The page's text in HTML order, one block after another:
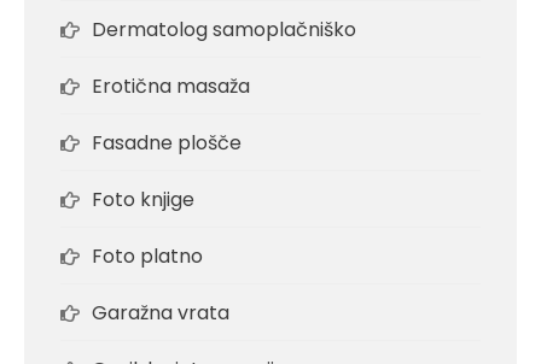
Dermatolog samoplačniško
Erotična masaža
Fasadne plošče
Foto knjige
Foto platno
Garažna vrata